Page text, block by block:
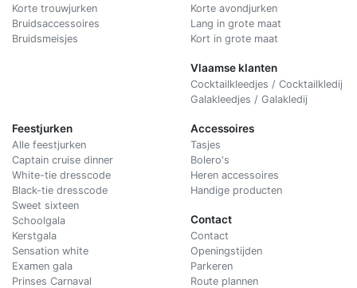
Korte trouwjurken
Bruidsaccessoires
Bruidsmeisjes
Korte avondjurken
Lang in grote maat
Kort in grote maat
Vlaamse klanten
Cocktailkleedjes / Cocktailkledij
Galakleedjes / Galakledij
Feestjurken
Alle feestjurken
Captain cruise dinner
White-tie dresscode
Black-tie dresscode
Sweet sixteen
Schoolgala
Kerstgala
Sensation white
Examen gala
Prinses Carnaval
Accessoires
Tasjes
Bolero's
Heren accessoires
Handige producten
Contact
Contact
Openingstijden
Parkeren
Route plannen